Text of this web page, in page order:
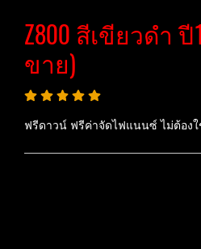
Z800 สีเขียวดำ
ขาย)
ฟรีดาวน์ ฟรีค่าจัดไฟแนนซ์ ไม่ต้อง